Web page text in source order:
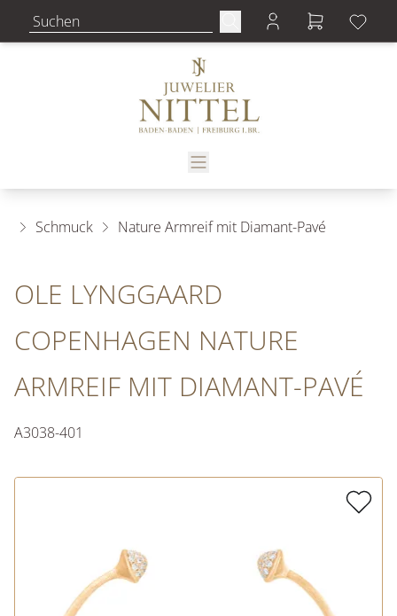
Schmuck Nature Armreif mit Diamant-Pavé
OLE LYNGGAARD
COPENHAGEN NATURE
ARMREIF MIT DIAMANT-PAVÉ
A3038-401